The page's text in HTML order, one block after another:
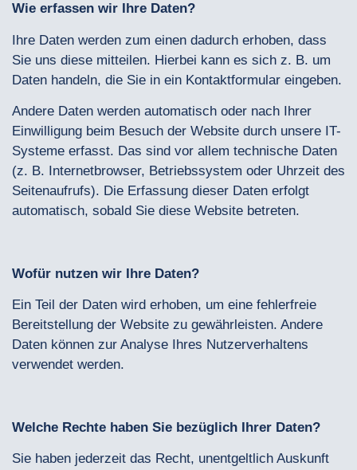
Wie erfassen wir Ihre Daten?
Ihre Daten werden zum einen dadurch erhoben, dass
Sie uns diese mitteilen. Hierbei kann es sich z. B. um
Daten handeln, die Sie in ein Kontaktformular eingeben.
Andere Daten werden automatisch oder nach Ihrer
Einwilligung beim Besuch der Website durch unsere IT-
Systeme erfasst. Das sind vor allem technische Daten
(z. B. Internetbrowser, Betriebssystem oder Uhrzeit des
Seitenaufrufs). Die Erfassung dieser Daten erfolgt
automatisch, sobald Sie diese Website betreten.
Wofür nutzen wir Ihre Daten?
Ein Teil der Daten wird erhoben, um eine fehlerfreie
Bereitstellung der Website zu gewährleisten. Andere
Daten können zur Analyse Ihres Nutzerverhaltens
verwendet werden.
Welche Rechte haben Sie bezüglich Ihrer Daten?
Sie haben jederzeit das Recht, unentgeltlich Auskunft